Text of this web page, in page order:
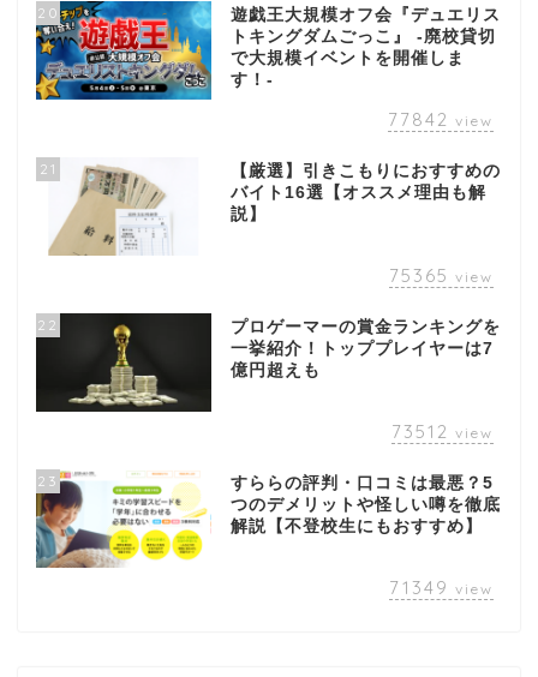
20
遊戯王大規模オフ会『デュエリス
トキングダムごっこ』 -廃校貸切
で大規模イベントを開催しま
す！-
77842 view
21
【厳選】引きこもりにおすすめの
バイト16選【オススメ理由も解
説】
75365 view
22
プロゲーマーの賞金ランキングを
一挙紹介！トッププレイヤーは7
億円超えも
73512 view
23
すららの評判・口コミは最悪？5
つのデメリットや怪しい噂を徹底
解説【不登校生にもおすすめ】
71349 view